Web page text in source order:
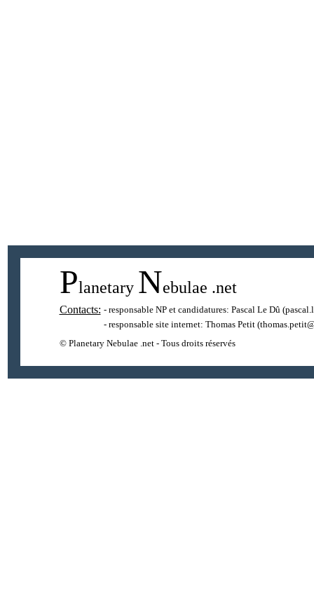
Planetary Nebulae .net
Contacts: - responsable NP et candidatures: Pascal Le Dû
- responsable site internet: Thomas Petit
© Planetary Nebulae .net - Tous droits réservés